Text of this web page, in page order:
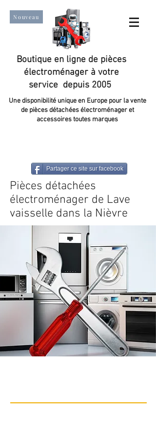
Nouveau
Boutique en ligne de pièces
électroménager à votre
service depuis 2005
Une disponibilité unique en Europe pour la vente
de pièces détachées électroménager et
accessoires toutes marques
Partager ce site sur facebook
Pièces détachées
électroménager de Lave
vaisselle dans la Nièvre